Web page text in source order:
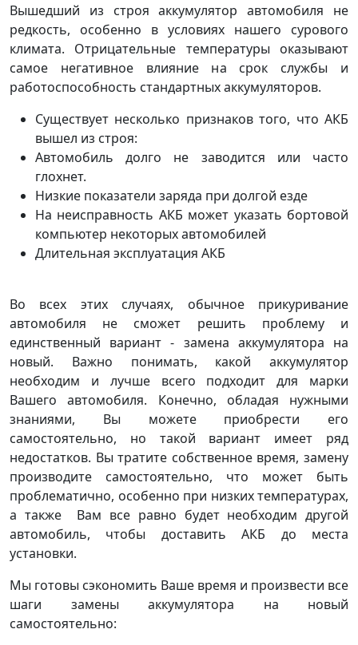
Вышедший из строя аккумулятор автомобиля не
редкость, особенно в условиях нашего сурового
климата. Отрицательные температуры оказывают
самое негативное влияние на срок службы и
работоспособность стандартных аккумуляторов.
Существует несколько признаков того, что АКБ
вышел из строя:
Автомобиль долго не заводится или часто
глохнет.
Низкие показатели заряда при долгой езде
На неисправность АКБ может указать бортовой
компьютер некоторых автомобилей
Длительная эксплуатация АКБ
Во всех этих случаях, обычное прикуривание
автомобиля не сможет решить проблему и
единственный вариант - замена аккумулятора на
новый. Важно понимать, какой аккумулятор
необходим и лучше всего подходит для марки
Вашего автомобиля. Конечно, обладая нужными
знаниями, Вы можете приобрести его
самостоятельно, но такой вариант имеет ряд
недостатков. Вы тратите собственное время, замену
производите самостоятельно, что может быть
проблематично, особенно при низких температурах,
а также Вам все равно будет необходим другой
автомобиль, чтобы доставить АКБ до места
установки.
Мы готовы сэкономить Ваше время и произвести все
шаги замены аккумулятора на новый
самостоятельно: